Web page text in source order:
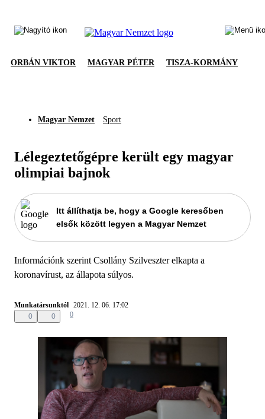
ORBÁN VIKTOR MAGYAR PÉTER TISZA-KORMÁNY
Magyar Nemzet Sport
Lélegeztetőgépre került egy magyar
olimpiai bajnok
Itt állíthatja be, hogy a Google keresőben
elsők között legyen a Magyar Nemzet
Információnk szerint Csollány Szilveszter elkapta a
koronavírust, az állapota súlyos.
Munkatársunktól 2021. 12. 06. 17:02
0
0 0